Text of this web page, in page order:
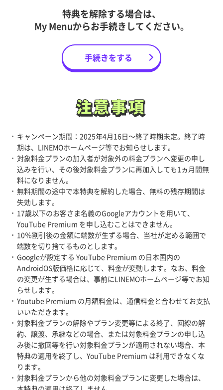
特典を解除する場合は、
My Menuからお手続きしてください。
手続きをする
注意事項
注意事項
キャンペーン期間：2025年4月16日～終了時期未定。終了時
期は、LINEMOホームページ等でお知らせします。
対象料金プランの加入者が対象外の料金プランへ変更の申し
込みを行い、その後対象料金プランに再加入しても1ヵ月間無
料になりません。
無料期間の途中で本特典を解約した場合、無料の残存期間は
失効します。
17歳以下のお客さま名義のGoogleアカウントを用いて、
YouTube Premium を申し込むことはできません。
10％割引後の金額に端数が生ずる場合、当社が定める範囲で
端数を切り捨てるものとします。
Googleが設定する YouTube Premium の日本国内の
AndroidOS版価格に応じて、料金が変動します。なお、料金
の変更が生ずる場合は、事前にLINEMOホームページ等でお知
らせします。
Youtube Premium の月額料金は、通信料金と合わせてお支払
いいただきます。
対象料金プランの解除やプラン変更等による終了、回線の解
約、譲渡、承継などの場合、または対象料金プランの申し込
み後に撤回等を行い対象料金プランが適用されない場合、本
特典の適用を終了し、YouTube Premium は利用できなくな
ります。
対象料金プランから他の対象料金プランに変更した場合は、